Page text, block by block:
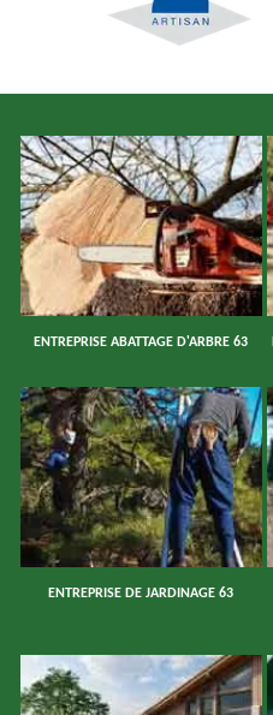
ENTREPRISE ABATTAGE D'ARBRE 63
ENTREPRISE DE JARDINAGE 63